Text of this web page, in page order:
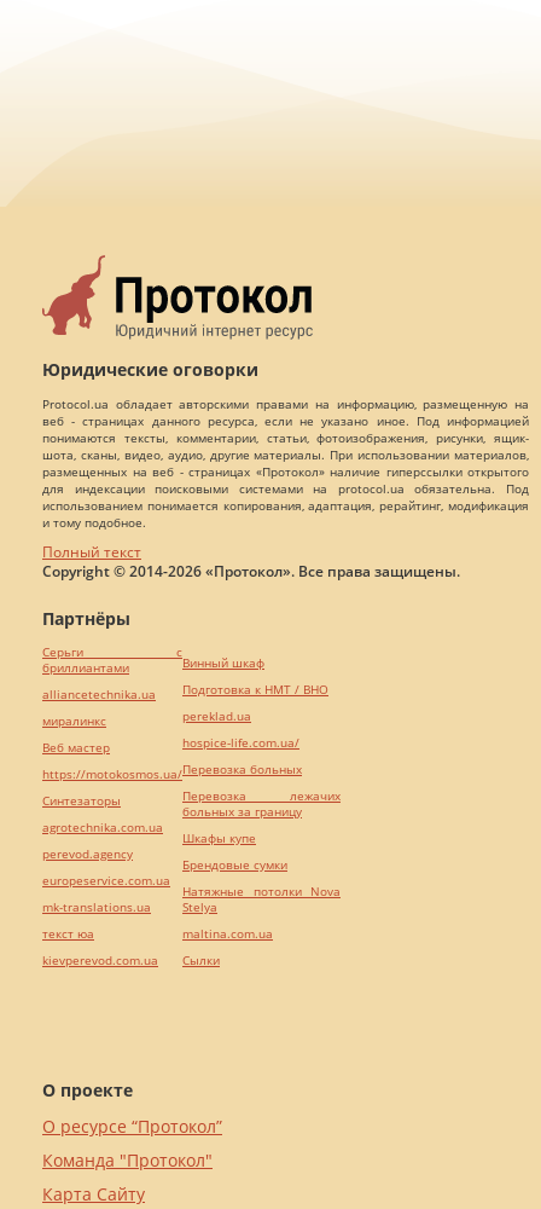
Юридические оговорки
Protocol.ua обладает авторскими правами на информацию, размещенную на
веб - страницах данного ресурса, если не указано иное. Под информацией
понимаются тексты, комментарии, статьи, фотоизображения, рисунки, ящик-
шота, сканы, видео, аудио, другие материалы. При использовании материалов,
размещенных на веб - страницах «Протокол» наличие гиперссылки открытого
для индексации поисковыми системами на protocol.ua обязательна. Под
использованием понимается копирования, адаптация, рерайтинг, модификация
и тому подобное.
Полный текст
Copyright © 2014-2026 «Протокол». Все права защищены.
О проекте
О ресурсе “Протокол”
Команда "Протокол"
Карта Сайту
Партнёры
Серьги с
бриллиантами
alliancetechnika.ua
миралинкс
Веб мастер
https://motokosmos.ua/
Синтезаторы
agrotechnika.com.ua
perevod.agency
europeservice.com.ua
mk-translations.ua
текст юа
kievperevod.com.ua
Винный шкаф
Подготовка к НМТ / ВНО
pereklad.ua
hospice-life.com.ua/
Перевозка больных
Перевозка лежачих
больных за границу
Шкафы купе
Брендовые сумки
Натяжные потолки Nova
Stelya
maltina.com.ua
Cылки